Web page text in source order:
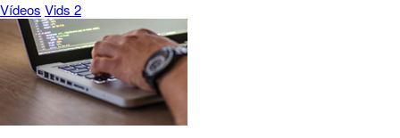
Vídeos Vids 2